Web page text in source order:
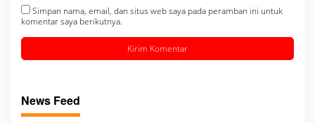
Simpan nama, email, dan situs web saya pada peramban ini untuk
komentar saya berikutnya.
News Feed